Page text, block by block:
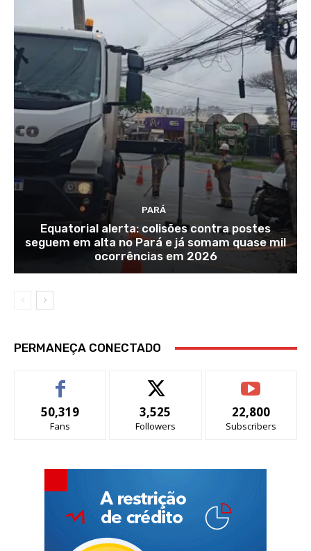
PARÁ
Equatorial alerta: colisões contra postes
seguem em alta no Pará e já somam quase mil
ocorrências em 2026
PERMANEÇA CONECTADO
50,319
Fans
3,525
Followers
22,800
Subscribers